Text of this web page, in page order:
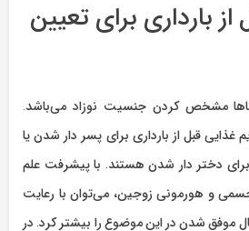
از بارداری برای تعیین
گاها مشخص کردن جنسیت نوزاد می‌باشد.
غذایی قبل از بارداری برای پسر دار شدن یا
برای دختر دار شدن هستند. با پیشرفت علم
و هورمونی زوجین، می‌توان با رعایت
موفق شدن در این موضوع را بیشتر کرد. در